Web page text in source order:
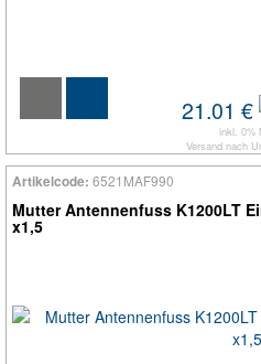
21.01 €
inkl. 0%
Versand nach
Artikelcode: 6521MAF990
Mutter Antennenfuss K1200LT
x1,5